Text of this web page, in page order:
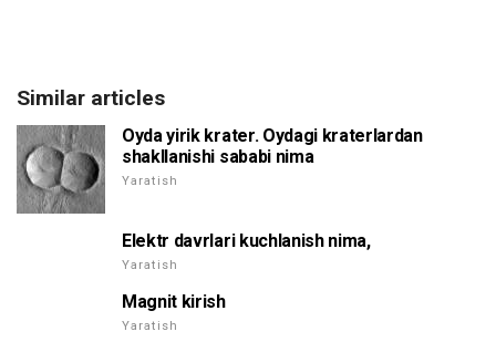
Similar articles
Oyda yirik krater. Oydagi kraterlardan
shakllanishi sababi nima
Yaratish
Elektr davrlari kuchlanish nima,
Yaratish
Magnit kirish
Yaratish